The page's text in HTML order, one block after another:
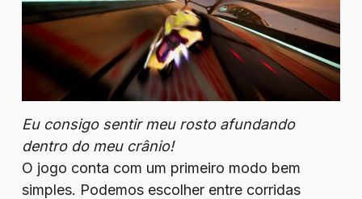
Eu consigo sentir meu rosto afundando
dentro do meu crânio!
O jogo conta com um primeiro modo bem
simples. Podemos escolher entre corridas